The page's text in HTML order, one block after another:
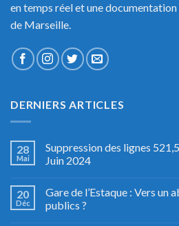
en temps réel et une
de Marseille.
DERNIERS ARTICLES
28
Mai
Suppression des lignes
Juin 2024
20
Déc
Gare de l’Estaque : Vers un
publics ?